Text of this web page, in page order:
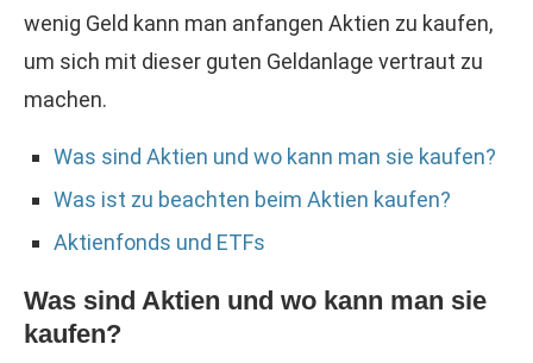
wenig Geld kann man anfangen Aktien zu kaufen,
um sich mit dieser guten Geldanlage vertraut zu
machen.
Was sind Aktien und wo kann man sie kaufen?
Was ist zu beachten beim Aktien kaufen?
Aktienfonds und ETFs
Was sind Aktien und wo kann man sie
kaufen?